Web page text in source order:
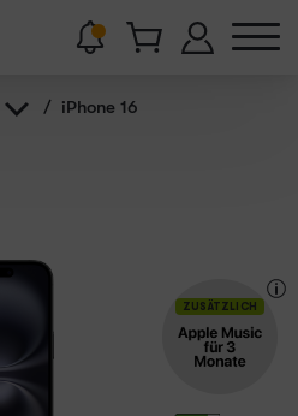
/ iPhone 16
ZUSÄTZLICH